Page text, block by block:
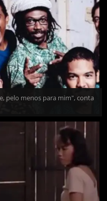
pelo menos para mim", conta